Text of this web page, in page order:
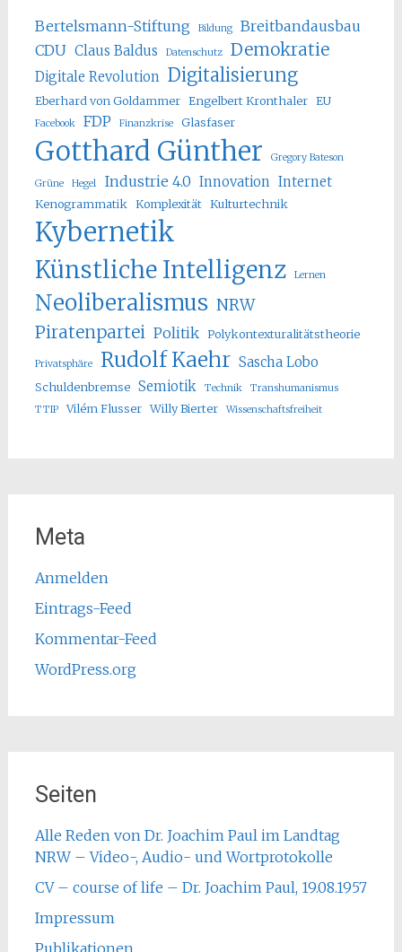
Bertelsmann-Stiftung Bildung
Breitbandausbau
CDU Claus Baldus Datenschutz Demokratie
Digitale Revolution Digitalisierung
Eberhard von Goldammer Engelbert Kronthaler EU
Facebook FDP Finanzkrise Glasfaser
Gotthard Günther Gregory Bateson
Grüne Hegel Industrie 4.0 Innovation Internet
Kenogrammatik Komplexität Kulturtechnik
Kybernetik
Künstliche Intelligenz Lernen
Neoliberalismus NRW
Piratenpartei Politik Polykontexturalitätstheorie
Privatsphäre Rudolf Kaehr Sascha Lobo
Schuldenbremse Semiotik Technik
Transhumanismus
TTIP
Vilém Flusser Willy Bierter Wissenschaftsfreiheit
Meta
Anmelden
Eintrags-Feed
Kommentar-Feed
WordPress.org
Seiten
Alle Reden von Dr. Joachim Paul im Landtag
NRW – Video-, Audio- und Wortprotokolle
CV – course of life – Dr. Joachim Paul, 19.08.1957
Impressum
Publikationen